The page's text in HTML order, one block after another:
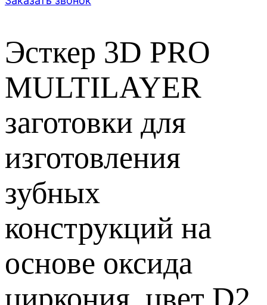
Эсткер 3D PRO
MULTILAYER
заготовки для
изготовления
зубных
конструкций на
основе оксида